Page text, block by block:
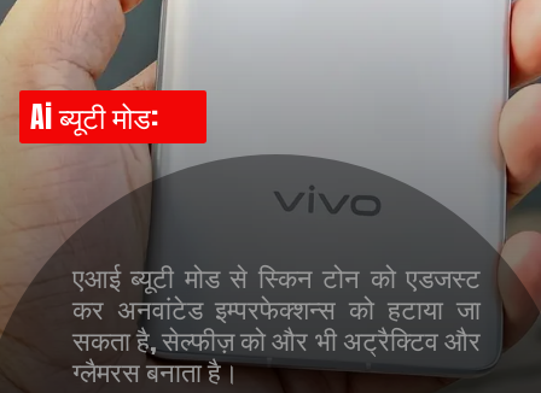
एआई ब्यूटी मोड से स्किन टोन को एडजस्ट
कर अनवांटेड इम्परफेक्शन्स को हटाया जा
सकता है, सेल्फीज़ को और भी अट्रैक्टिव और
ग्लैमरस बनाता है।
Ai ब्यूटी मोड: